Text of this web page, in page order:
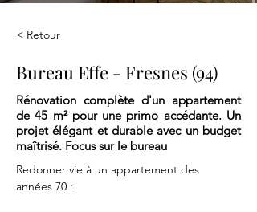
< Retour
Bureau Effe - Fresnes (94)
Rénovation complète d'un appartement
de 45 m² pour une primo accédante. Un
projet élégant et durable avec un budget
maîtrisé. Focus sur le bureau
Redonner vie à un appartement des
années 70 :